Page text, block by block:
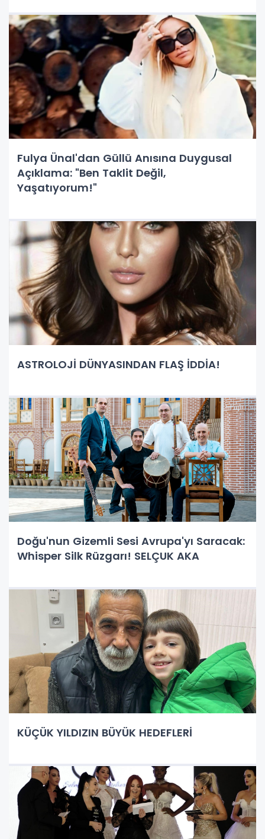
Fulya Ünal'dan Güllü Anısına Duygusal
Açıklama: "Ben Taklit Değil,
Yaşatıyorum!"
ASTROLOJİ DÜNYASINDAN FLAŞ İDDİA!
Doğu'nun Gizemli Sesi Avrupa'yı Saracak:
Whisper Silk Rüzgarı! SELÇUK AKA
KÜÇÜK YILDIZIN BÜYÜK HEDEFLERİ